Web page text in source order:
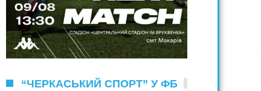
“ЧЕРКАСЬКИЙ СПОРТ” У ФБ